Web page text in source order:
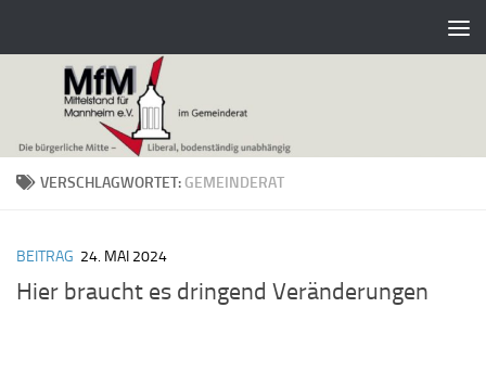
VERSCHLAGWORTET: GEMEINDERAT
BEITRAG 24. MAI 2024
Hier braucht es dringend Veränderungen